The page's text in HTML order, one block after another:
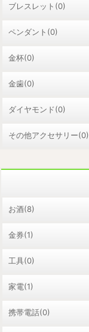
ブレスレット(0)
ペンダント(0)
金杯(0)
金歯(0)
ダイヤモンド(0)
その他アクセサリー(0)
お酒(8)
金券(1)
工具(0)
家電(1)
携帯電話(0)